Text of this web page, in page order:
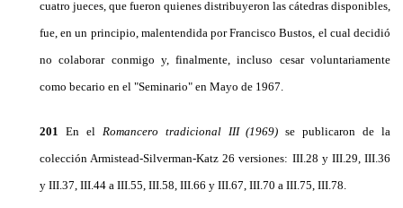
cuatro jueces, que fueron quienes distribuyeron las cátedras disponibles,
fue, en un principio, malentendida por Francisco Bustos, el cual decidió
no colaborar conmigo y, finalmente, incluso cesar voluntariamente
como becario en el "Seminario" en Mayo de 1967.
201 En el Romancero tradicional III(1969)se publi­caron de la
colección Armistead-Silverman-Katz 26 versiones: III.28 y III.29, III.36
y III.37, III.44 a III.55, III.58, III.66 y III.67, III.70 a III.75, III.78.